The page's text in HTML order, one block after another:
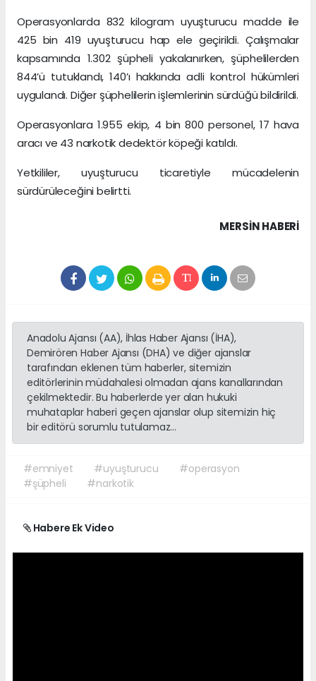
Operasyonlarda 832 kilogram uyuşturucu madde ile
425 bin 419 uyuşturucu hap ele geçirildi. Çalışmalar
kapsamında 1.302 şüpheli yakalanırken, şüphelilerden
844’ü tutuklandı, 140’ı hakkında adli kontrol hükümleri
uygulandı. Diğer şüphelilerin işlemlerinin sürdüğü bildirildi.
Operasyonlara 1.955 ekip, 4 bin 800 personel, 17 hava
aracı ve 43 narkotik dedektör köpeği katıldı.
Yetkililer, uyuşturucu ticaretiyle mücadelenin
sürdürüleceğini belirtti.
MERSIN HABERİ
Anadolu Ajansı (AA), İhlas Haber Ajansı (İHA),
Demirören Haber Ajansı (DHA) ve diğer ajanslar
tarafından eklenen tüm haberler, sitemizin
editörlerinin müdahalesi olmadan ajans kanallarından
çekilmektedir. Bu haberlerde yer alan hukuki
muhataplar haberi geçen ajanslar olup sitemizin hiç
bir editörü sorumlu tutulamaz...
#emniyet #uyuşturucu
#operasyon
#şüpheli
#narkotik
Habere Ek Video